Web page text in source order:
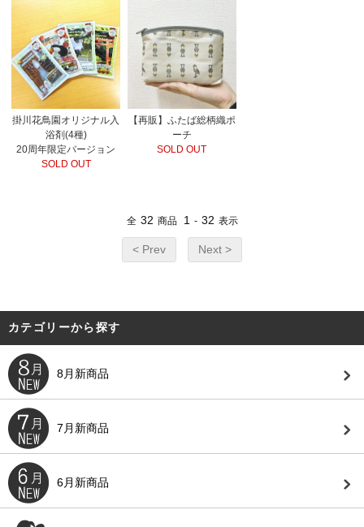
掛川花鳥園オリジナル入
浴剤(4種)
20周年限定バージョン
SOLD OUT
【再販】ふたば総柄織ポ
ーチ
SOLD OUT
全 32 商品 1 - 32 表示
< Prev Next >
カテゴリーから探す
8月新商品
7月新商品
6月新商品